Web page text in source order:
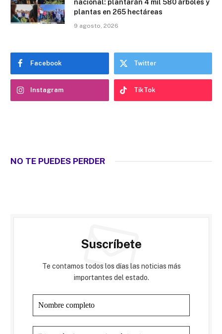
nacional: plantarán 4 mil 580 árboles y
plantas en 265 hectáreas
9 agosto, 2026
Facebook Twitter
Instagram TikTok
NO TE PUEDES PERDER
Suscríbete
Te contamos todos los días las noticias más
importantes del estado.